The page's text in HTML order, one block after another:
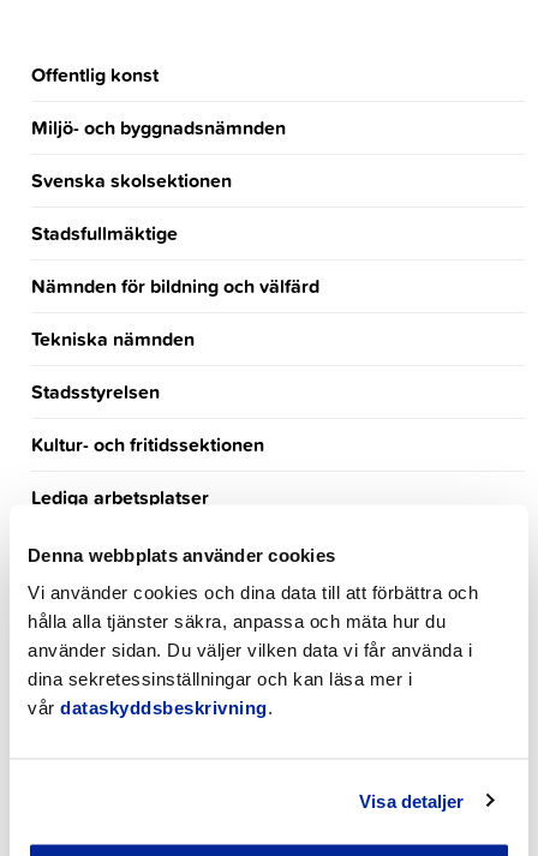
Denna webbplats använder cookies
Vi använder cookies och dina data till att förbättra och
hålla alla tjänster säkra, anpassa och mäta hur du
använder sidan. Du väljer vilken data vi får använda i
dina sekretessinställningar och kan läsa mer i
vår dataskyddsbeskrivning.
Visa detaljer
Offentlig konst
Miljö- och byggnadsnämnden
Svenska skolsektionen
Stadsfullmäktige
Nämnden för bildning och välfärd
Tekniska nämnden
Stadsstyrelsen
Kultur- och fritidssektionen
Lediga arbetsplatser
Turism
Händelsekalender
Möteskalender
Nyheter